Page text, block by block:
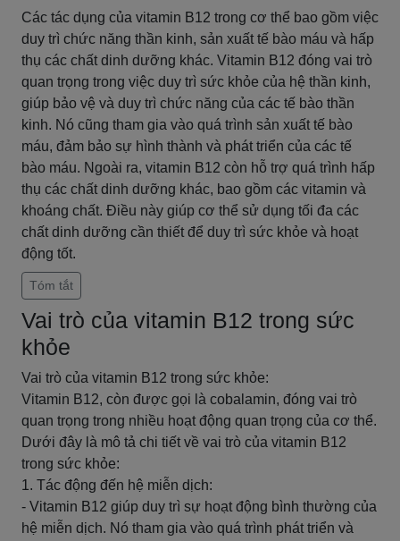
Các tác dụng của vitamin B12 trong cơ thể bao gồm việc
duy trì chức năng thần kinh, sản xuất tế bào máu và hấp
thụ các chất dinh dưỡng khác. Vitamin B12 đóng vai trò
quan trọng trong việc duy trì sức khỏe của hệ thần kinh,
giúp bảo vệ và duy trì chức năng của các tế bào thần
kinh. Nó cũng tham gia vào quá trình sản xuất tế bào
máu, đảm bảo sự hình thành và phát triển của các tế
bào máu. Ngoài ra, vitamin B12 còn hỗ trợ quá trình hấp
thụ các chất dinh dưỡng khác, bao gồm các vitamin và
khoáng chất. Điều này giúp cơ thể sử dụng tối đa các
chất dinh dưỡng cần thiết để duy trì sức khỏe và hoạt
động tốt.
Tóm tắt
Vai trò của vitamin B12 trong sức
khỏe
Vai trò của vitamin B12 trong sức khỏe:
Vitamin B12, còn được gọi là cobalamin, đóng vai trò
quan trọng trong nhiều hoạt động quan trọng của cơ thể.
Dưới đây là mô tả chi tiết về vai trò của vitamin B12
trong sức khỏe:
1. Tác động đến hệ miễn dịch:
- Vitamin B12 giúp duy trì sự hoạt động bình thường của
hệ miễn dịch. Nó tham gia vào quá trình phát triển và